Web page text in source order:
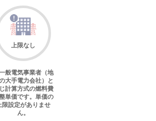
上限なし
一般電気事業者（地
大手電力会社）と
計算方式の燃料費
単価です。単価の
限設定がありませ
ん。